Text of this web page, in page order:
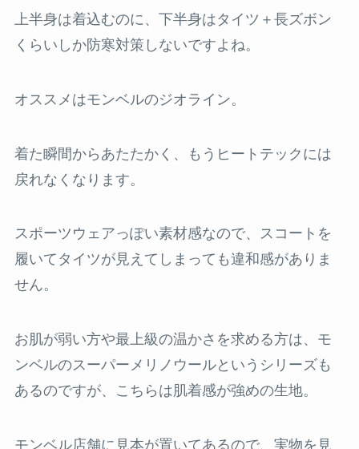
上半身は着込むのに、下半身はタイツ＋長ズボン
くらいしか防寒対策しないですよね。
オススメはモンベルのジオライン。
着た瞬間からあたたかく、もうヒートテックには
戻れなくなります。
スポーツウェアっぽい素材感なので、スコートを
履いてタイツが見えてしまっても違和感がありま
せん。
お肌が弱い方や最上級の温かさを求める方は、モ
ンベルのスーパーメリノウールというシリーズも
あるのですが、こちらは肌着感が強めの生地。
モンベル店舗に見本が置いてあるので、実物を見